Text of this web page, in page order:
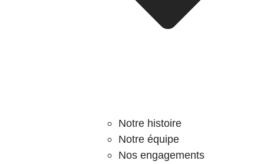
Notre histoire
Notre équipe
Nos engagements